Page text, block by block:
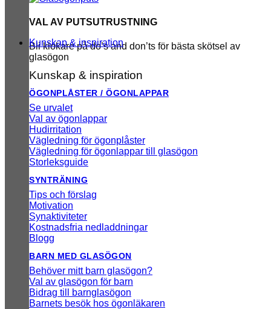
VAL AV PUTSUTRUSTNING
Bli klokare på do’s and don’ts för bästa skötsel av
glasögon
Kunskap & inspiration
Kunskap & inspiration
ÖGONPLÅSTER / ÖGONLAPPAR
Se urvalet
Val av ögonlappar
Hudirritation
Vägledning för ögonplåster
Vägledning för ögonlappar till glasögon
Storleksguide
SYNTRÄNING
Tips och förslag
Motivation
Synaktiviteter
Kostnadsfria nedladdningar
Blogg
BARN MED GLASÖGON
Behöver mitt barn glasögon?
Val av glasögon för barn
Bidrag till barnglasögon
Barnets besök hos ögonläkaren